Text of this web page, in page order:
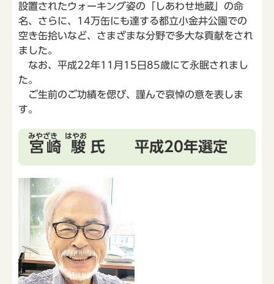
設置されたウォーキング姿の「しあわせ地蔵」の命
名、さらに、14万缶にも達する都立小金井公園での
空き缶拾いなど、さまざまな分野で多大な貢献をされ
ました。
なお、平成22年11月15日85歳にて永眠されまし
た。
ご生前のご功績を偲び、謹んで哀悼の意を表しま
す。
宮崎 駿
みやざき はやお
氏 平成20年選定